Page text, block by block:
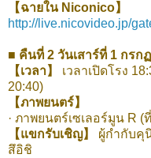
【ฉายใน Niconico】
http://live.nicovideo.jp/
■ คืนที่ 2 วันเสาร์ที่ 1 กรก
【เวลา】
เวลาเปิดโรง
20:40)
【ภาพยนตร์】
· ภาพยนตร์เซเลอร์มูน R
【แขกรับเชิญ】 ผู้กำกับคุ
สึอิชิ